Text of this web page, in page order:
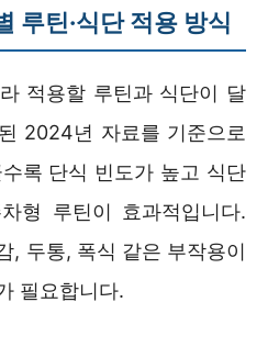
루틴·식단 적용 방식
적용할 루틴과 식단이 달
2024년 자료를 기준으로
록 단식 빈도가 높고 식단
형 루틴이 효과적입니다.
, 두통, 폭식 같은 부작용이
필요합니다.